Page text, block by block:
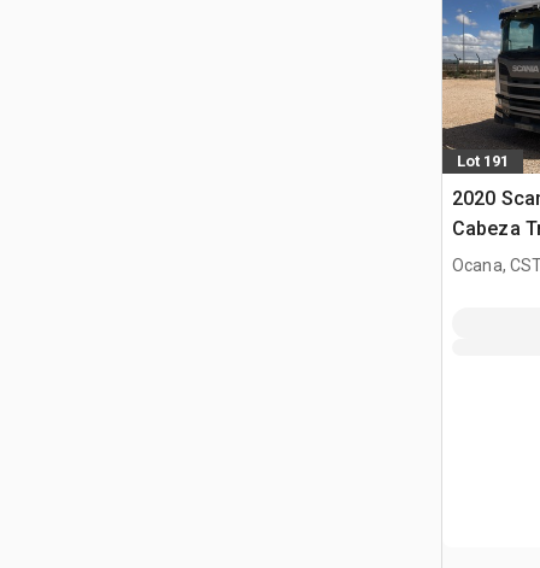
Lot 191
2020
Cabeza
Corta
Ocana,